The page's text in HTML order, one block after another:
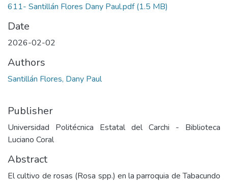
611- Santillán Flores Dany Paul.pdf(1.5 MB)
Date
2026-02-02
Authors
Santillán Flores, Dany Paul
Publisher
Universidad Politécnica Estatal del Carchi - Biblioteca
Luciano Coral
Abstract
El cultivo de rosas (Rosa spp.) en la parroquia de Tabacundo